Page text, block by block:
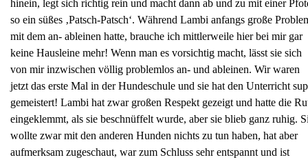
hinein, legt sich richtig rein und macht dann ab und zu mit einer
so ein süßes ‚Patsch-Patsch‘. ​Während Lambi anfangs große
mit dem an- ableinen hatte, brauche ich mittlerweile hier bei mir gar
keine Hausleine mehr! Wenn man es vorsichtig macht, lässt sie sich
von mir inzwischen völlig problemlos an- und ableinen. Wir waren
jetzt das erste Mal in der Hundeschule und sie hat den Unterricht
gemeistert! Lambi hat zwar großen Respekt gezeigt und hatte die
eingeklemmt, als sie beschnüffelt wurde, aber sie blieb ganz ruhig.
wollte zwar mit den anderen Hunden nichts zu tun haben, hat aber
aufmerksam zugeschaut, war zum Schluss sehr entspannt und ist